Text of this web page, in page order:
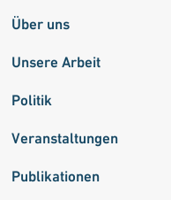
Über uns
Unsere Arbeit
Politik
Veranstaltungen
Publikationen